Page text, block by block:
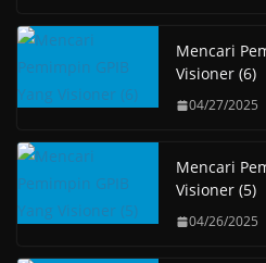
Mencari
Visioner (6)
04/27/2025
Mencari
Visioner (5)
04/26/2025